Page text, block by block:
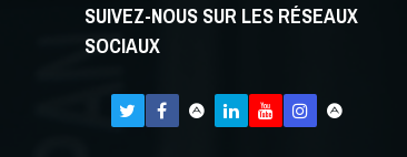
SUIVEZ-NOUS SUR LES RÉSEAUX
SOCIAUX